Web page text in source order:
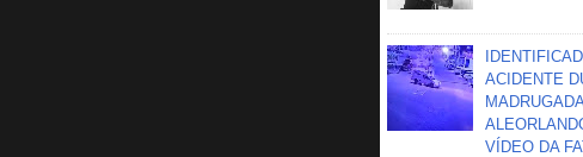
ACIDENTE
VÍDEO DA